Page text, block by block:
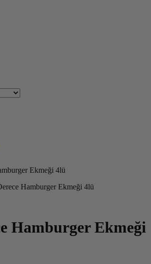
Ekmeği 4lü
Hamburger Ekmeği